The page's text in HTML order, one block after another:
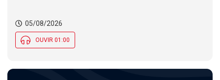
05/08/2026
OUVIR 01:00